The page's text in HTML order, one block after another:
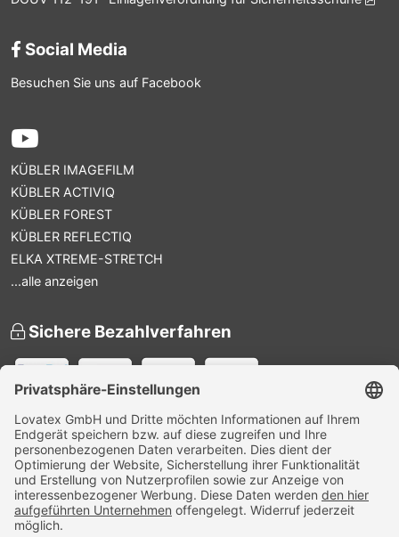
Social Media
Besuchen Sie uns auf Facebook
KÜBLER IMAGEFILM
KÜBLER ACTIVIQ
KÜBLER FOREST
KÜBLER REFLECTIQ
ELKA XTREME-STRETCH
...alle anzeigen
Sichere Bezahlverfahren
Versandpartner